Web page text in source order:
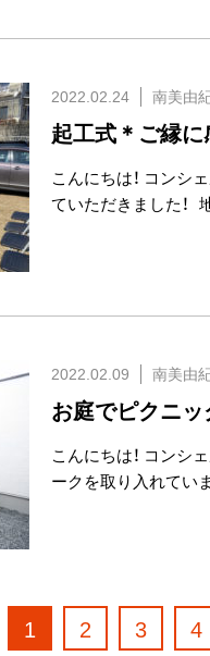
2022.02.24 南美由
起工式＊ご縁
こんにちは！ コンシ
ていただきました！
2022.02.09 南美由
お庭でピクニッ
こんにちは！ コンシ
ークを取り入れてい
1 2 3 4